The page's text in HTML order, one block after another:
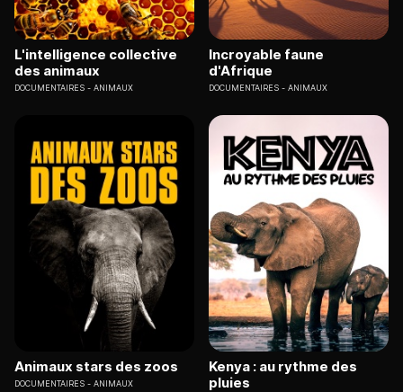
L'intelligence collective
des animaux
DOCUMENTAIRES ANIMAUX
Incroyable faune
d'Afrique
DOCUMENTAIRES ANIMAUX
Animaux stars des zoos
DOCUMENTAIRES ANIMAUX
Kenya : au rythme des
pluies